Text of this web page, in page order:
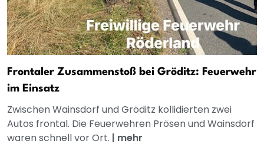
Frontaler Zusammenstoß bei Gröditz: Feuerwehr
im Einsatz
Zwischen Wainsdorf und Gröditz kollidierten zwei
Autos frontal. Die Feuerwehren Prösen und Wainsdorf
waren schnell vor Ort. | mehr